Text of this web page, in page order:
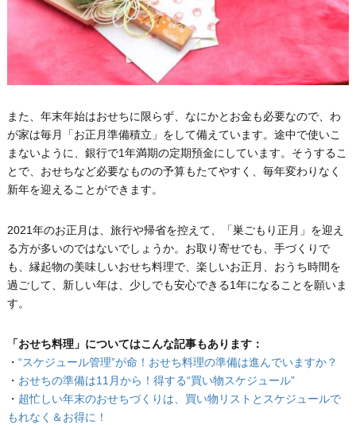
また、年末年始はおせちに限らず、なにかとお金も必要なので、わ
が家は毎月「お正月準備積立」をして備えています。途中で使いこ
まないように、銀行で1年満期の定期預金にしています。そうするこ
とで、おせちなど必要なものの予算もたてやすく、毎年変わりなく
新年を迎えることができます。
2021年のお正月は、旅行や帰省を控えて、「巣ごもり正月」を迎え
る方が多いのではないでしょうか。お取り寄せでも、手づくりで
も、縁起物の美味しいおせち料理で、楽しいお正月、おうち時間を
過ごして、新しい年は、少しでも安心できる1年になることを願いま
す。
「おせち料理」についてはこんな記事もあります：
・ “スケジュール管理”が命！おせち料理の準備は進んでいますか？
・ おせちの準備は11月から！得する“買い物スケジュール”
・ 超忙しい年末のおせちづくりは、買い物リストとスケジュールで
もれなく＆お得に！